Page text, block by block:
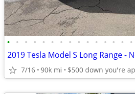
• • • • • • • • • • • • • • •
2019 Tesla Model S Long Range -
7/16 90k mi $500 down you're